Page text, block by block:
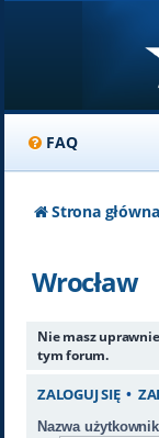
FAQ
Strona główna
Wrocław
Nie masz
tym forum.
ZALOGUJ SIĘ•
Nazwa